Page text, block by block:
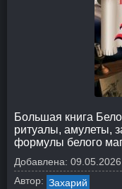
Большая книга
ритуалы, амулеты,
формулы белого
Добавлена: 09.05.2026
Автор: Захарий